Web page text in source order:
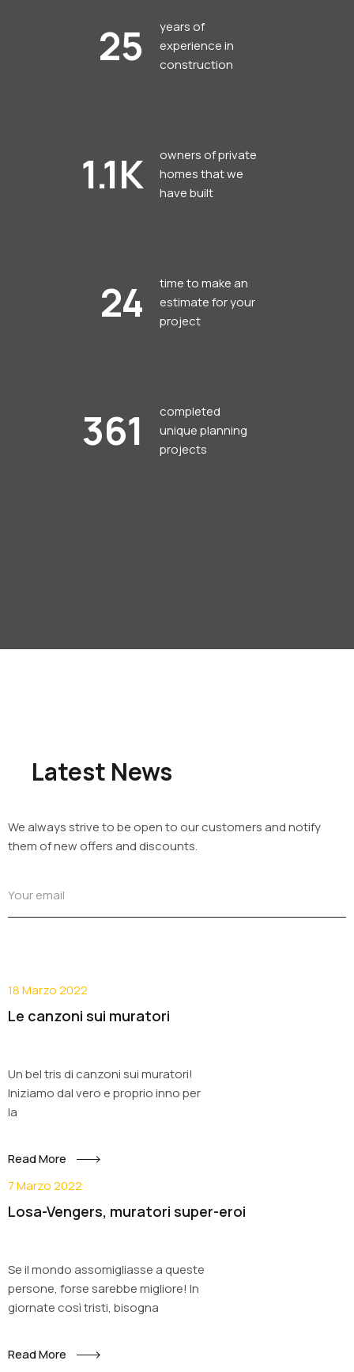
25
years of
experience in
construction
1.1K
owners of private
homes that we
have built
24
time to make an
estimate for your
project
361
completed
unique planning
projects
Latest News
We always strive to be open to our customers and notify
them of new offers and discounts.
Le canzoni sui muratori
18 Marzo 2022
Un bel tris di canzoni sui muratori!
Iniziamo dal vero e proprio inno per
la
Read More
Losa-Vengers, muratori super-eroi
7 Marzo 2022
Se il mondo assomigliasse a queste
persone, forse sarebbe migliore! In
giornate così tristi, bisogna
Read More